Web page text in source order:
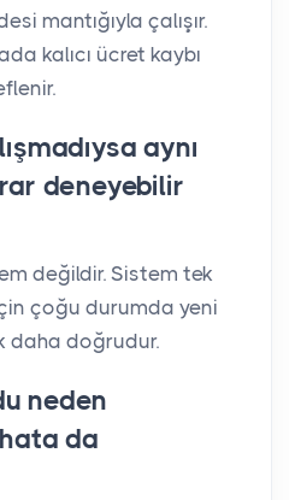
mantığıyla çalışır.
kalıcı ücret kaybı
aynı
deneyebilir
değildir. Sistem tek
çoğu durumda yeni
daha doğrudur.
neden
da